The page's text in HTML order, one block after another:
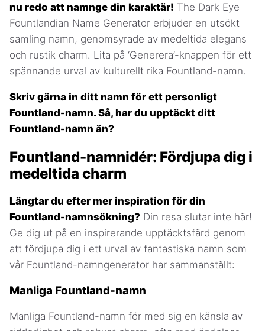
nu redo att namnge din karaktär! The Dark Eye
Fountlandian Name Generator erbjuder en utsökt
samling namn, genomsyrade av medeltida elegans
och rustik charm. Lita på ‘Generera’-knappen för ett
spännande urval av kulturellt rika Fountland-namn.
Skriv gärna in ditt namn för ett personligt
Fountland-namn. Så, har du upptäckt ditt
Fountland-namn än?
Fountland-namnidér: Fördjupa dig i
medeltida charm
Längtar du efter mer inspiration för din
Fountland-namnsökning? Din resa slutar inte här!
Ge dig ut på en inspirerande upptäcktsfärd genom
att fördjupa dig i ett urval av fantastiska namn som
vår Fountland-namngenerator har sammanställt:
Manliga Fountland-namn
Manliga Fountland-namn för med sig en känsla av